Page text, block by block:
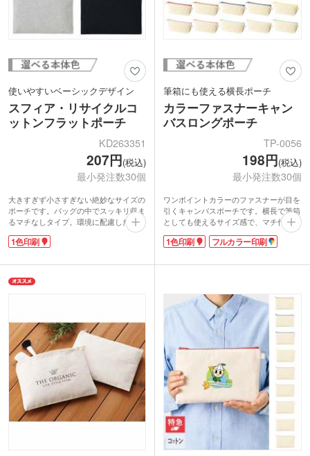
使いやすいベーシックデザイン
スフィア・リサイクルコ
ットンフラットポーチ
KD263351
207円(税込)
最小発注数30個
大きすぎず小さすぎない絶妙なサイズの
ポーチです。バッグの中でスッキリ収ま
るマチなしタイプ。環境に配慮したリサ
イクルコットン製で、しっかりとした厚
みがありながらもしなやかさのある生地
で、使う人を選ばないベーシックなデザ
インが特徴。ビジネスからプライベート
まで、あらゆるシーンに馴染み、長く愛
ザインで名入れが映えます。エコや
SDGsに貢献する姿勢をスマートにアピ
ールできます。
1色印刷
筆箱にも使える横長ポーチ
カラーファスナーキャン
バスロングポーチ
TP-0056
198円(税込)
最小発注数30個
ワンポイントカラーのファスナーが目を
引くキャンバスポーチです。横長で筆箱
としても使えるサイズ感で、マチ付きの
ためしっかり自立する舟形デザイン。コ
スメや小物をすっきり収納できる使い勝
でキーホルダーやチャームを付けてアレ
対応しており、シンプルでナチュラルな
ボディは名入れデザインがよく映えま
す。ライブやファンクラブグッズ、企業
やチーム、推しのテーマカラーに合わせ
たオリジナルグッズ制作にもおすすめで
す。
1色印刷 フルカラー印刷